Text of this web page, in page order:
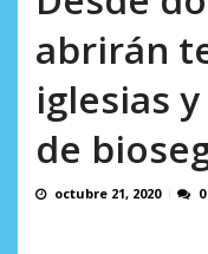
abrirán
iglesias
de
octubre 21, 2020 0